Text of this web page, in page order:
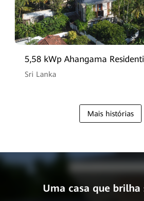
5,58 kWp Ahangama
Sri Lanka
Mais histórias
Uma casa que brilha